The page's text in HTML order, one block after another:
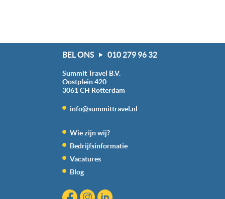
BEL ONS 010 279 96 32
Summit Travel B.V.
Oostplein 420
3061 CH Rotterdam
info@summittravel.nl
Wie zijn wij?
Bedrijfsinformatie
Vacatures
Blog